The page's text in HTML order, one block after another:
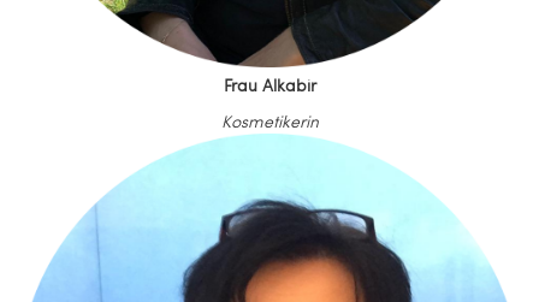
Frau Alkabir
Kosmetikerin